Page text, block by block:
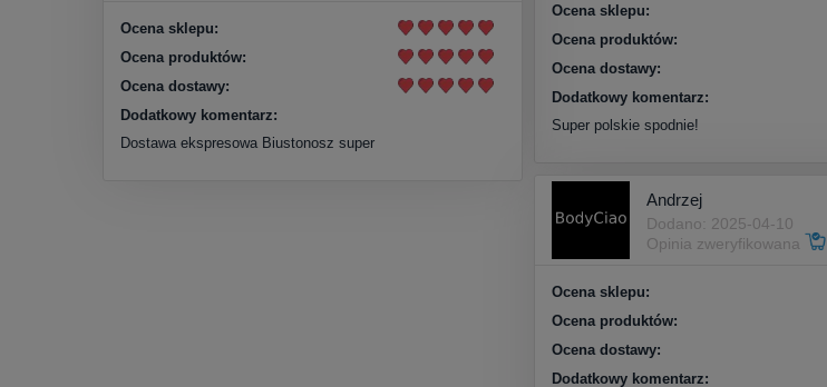
Ocena sklepu:
Ocena produktów:
Ocena dostawy:
Dodatkowy komentarz:
Super polskie spodnie!
Ocena sklepu:
Ocena produktów:
Ocena dostawy:
Dodatkowy komentarz:
Dostawa ekspresowa Biustonosz super
Andrzej
Dodano: 2025-04-10
Opinia zweryfikowana
Ocena sklepu:
Ocena produktów:
Ocena dostawy:
Dodatkowy komentarz: